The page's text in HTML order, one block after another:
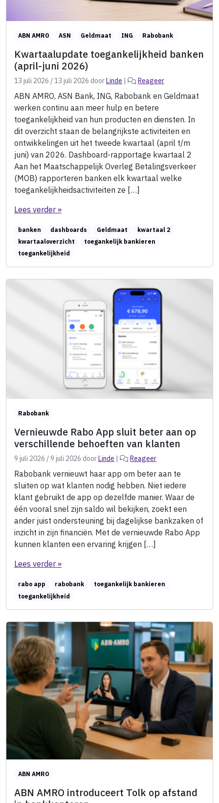
ABN AMRO ASN Geldmaat ING Rabobank
Kwartaalupdate toegankelijkheid banken
(april-juni 2026)
13 juli 2026 /13 juli 2026 doorLinde | Reageer
ABN AMRO, ASN Bank, ING, Rabobank en Geldmaat
werken continu aan meer hulp en betere
toegankelijkheid van hun producten en diensten. In
dit overzicht staan de belangrijkste activiteiten en
ontwikkelingen uit het tweede kwartaal (april t/m
juni) van 2026. Dashboard-rapportage kwartaal 2
Aan het Maatschappelijk Overleg Betalingsverkeer
(MOB) rapporteren banken elk kwartaal welke
toegankelijkheidsactiviteiten ze […]
Lees verder »
banken dashboards Geldmaat
kwartaal 2
kwartaaloverzicht
toegankelijk bankieren
toegankelijkheid
Rabobank
Vernieuwde Rabo App sluit beter aan op
verschillende behoeften van klanten
9 juli 2026 /9 juli 2026 door Linde Reageer
Rabobank vernieuwt haar app om beter aan te
sluiten op wat klanten nodig hebben. Niet iedere
klant gebruikt de app op dezelfde manier. Waar de
één vooral snel zijn saldo wil bekijken, zoekt een
ander juist ondersteuning bij dagelijkse bankzaken of
inzicht in zijn financiën. Met de vernieuwde Rabo App
kunnen klanten een ervaring krijgen […]
Lees verder »
rabo app rabobank
toegankelijk bankieren
toegankelijkheid
ABN AMRO
ABN AMRO introduceert Tolk op afstand